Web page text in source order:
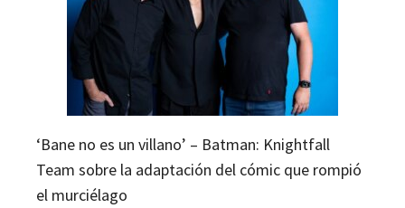
‘Bane no es un villano’ – Batman: Knightfall
Team sobre la adaptación del cómic que rompió
el murciélago